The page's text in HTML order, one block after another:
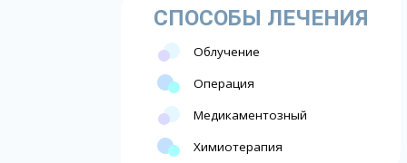
СПОСОБЫ ЛЕЧЕНИЯ
Облучение
Операция
Медикаментозный
Химиотерапия